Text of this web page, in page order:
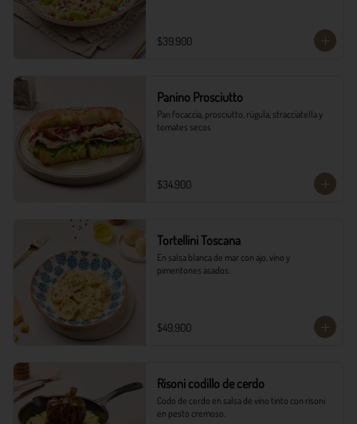
$39.900
Panino Prosciutto
Pan focaccia, prosciutto, rúgula, stracciatella y
tomates secos
$34.900
Tortellini Toscana
En salsa blanca de mar con ajo, vino y
pimentones asados.
$49.900
Risoni codillo de cerdo
Codo de cerdo en salsa de vino tinto con risoni
en pesto cremoso.​